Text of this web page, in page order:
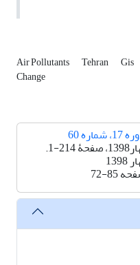
Air Pollutants Tehran Gis
Change
شماره 60
214-1.
72-85